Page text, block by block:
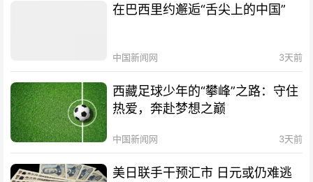
在巴西里约邂逅“舌尖上的中国”
中国新闻网 3天前
西藏足球少年的“攀峰”之路：守住
热爱，奔赴梦想之巅
中国新闻网 3天前
美日联手干预汇市 日元或仍难逃